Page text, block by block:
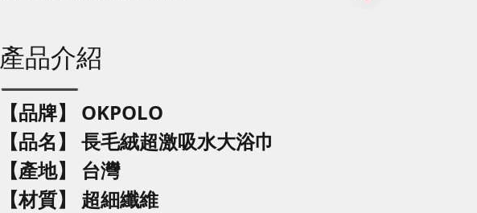
產品介紹
【品牌】 OKPOLO
【品名】 長毛絨超激吸水大浴巾
【產地】 台灣
【材質】 超細纖維